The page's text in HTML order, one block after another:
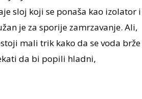
sloj koji se ponaša kao izolator i
je za sporije zamrzavanje. Ali,
mali trik kako da se voda brže
da bi popili hladni,